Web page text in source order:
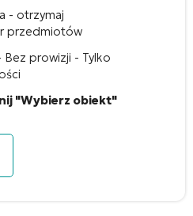
- otrzymaj
przedmiotów
prowizji - Tylko
"Wybierz obiekt"